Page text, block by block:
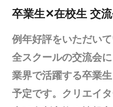
卒業生✕在校生 交
例年好評をいただい
全スクールの交流会
業界で活躍する卒業
予定です。クリエイ